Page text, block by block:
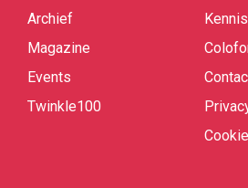
Archief
Magazine
Events
Twinkle100